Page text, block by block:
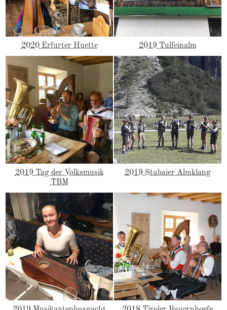
2020 Erfurter Huette 2019 Tulfeinalm
2019 Tag der Volksmusik
TBM
2019 Stubaier Almklang